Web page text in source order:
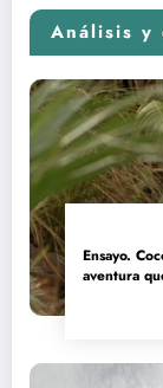
Análisis y
Ensayo.
aventura